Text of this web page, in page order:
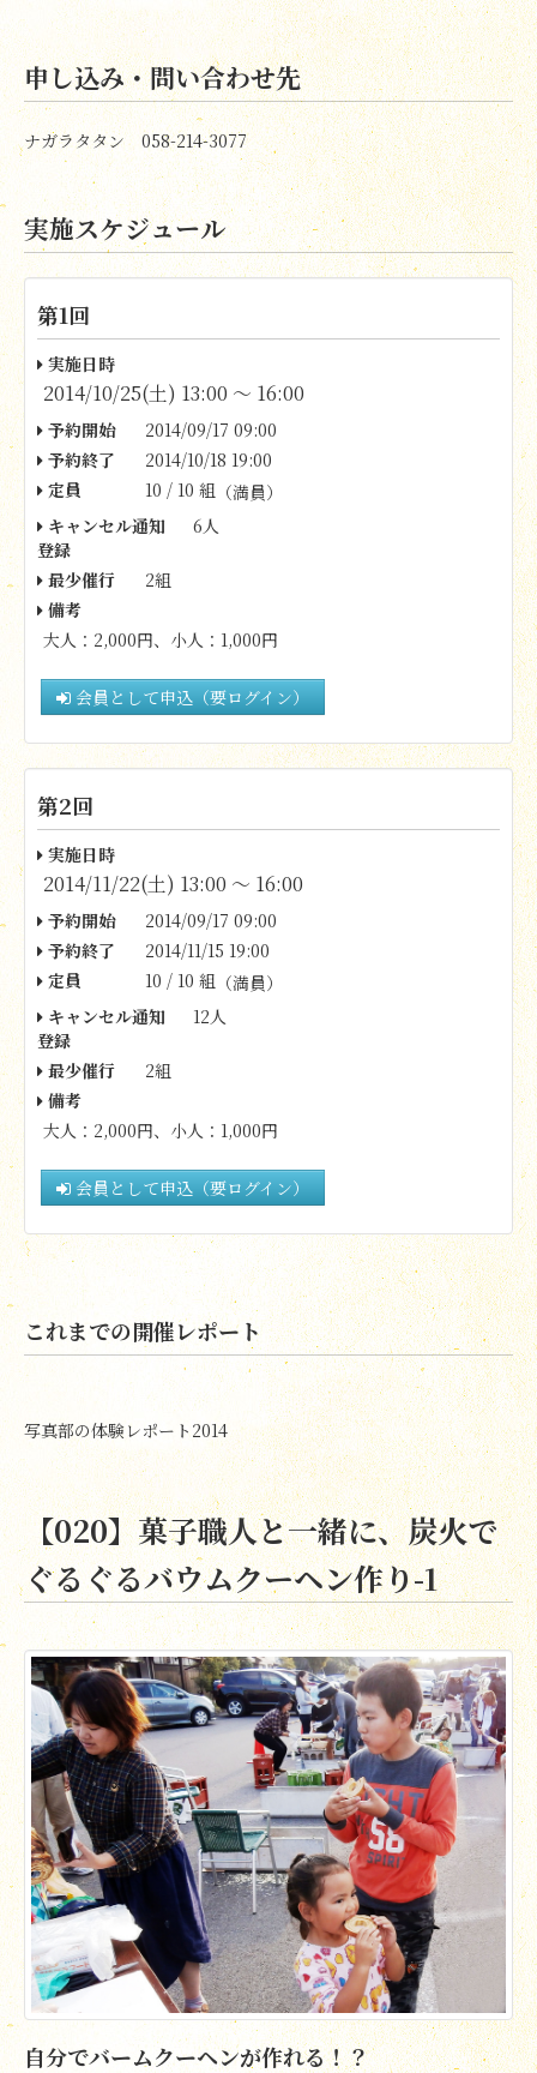
申し込み・問い合わせ先
ナガラタタン 058-214-3077
実施スケジュール
第1回
実施日時
2014/10/25(土) 13:00 〜 16:00
予約開始
2014/09/17 09:00
予約終了
2014/10/18 19:00
定員
10 / 10 組 （満員）
キャンセル通知
登録
6人
最少催行
2組
備考
大人：2,000円、小人：1,000円
会員として申込（要ログイン）
第2回
実施日時
2014/11/22(土) 13:00 〜 16:00
予約開始
2014/09/17 09:00
予約終了
2014/11/15 19:00
定員
10 / 10 組 （満員）
キャンセル通知
登録
12人
最少催行
2組
備考
大人：2,000円、小人：1,000円
会員として申込（要ログイン）
これまでの開催レポート
写真部の体験レポート2014
【020】菓子職人と一緒に、炭火で
ぐるぐるバウムクーヘン作り-1
自分でバームクーヘンが作れる！？